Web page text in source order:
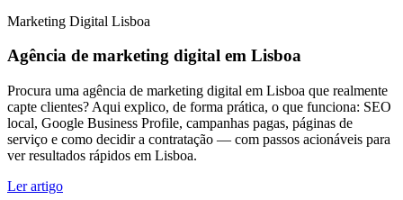
Marketing Digital Lisboa
Agência de marketing digital em Lisboa
Procura uma agência de marketing digital em Lisboa que realmente
capte clientes? Aqui explico, de forma prática, o que funciona: SEO
local, Google Business Profile, campanhas pagas, páginas de
serviço e como decidir a contratação — com passos acionáveis para
ver resultados rápidos em Lisboa.
Ler artigo